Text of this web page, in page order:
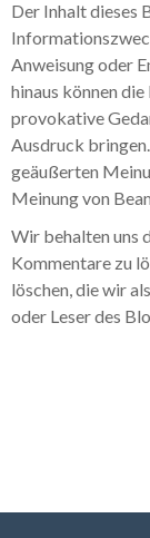
Der Inhalt dieses
Anweisung oder
hinaus können
provokative
Ausdruck
geäußerten
Meinung von
Wir behalten uns
Kommentare zu
löschen, die wir
oder Leser des